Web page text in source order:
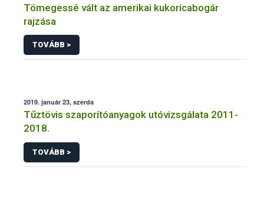
Tömegessé vált az amerikai kukoricabogár
rajzása
TOVÁBB >
2019. január 23, szerda
Tűztövis szaporítóanyagok utóvizsgálata 2011-
2018.
TOVÁBB >